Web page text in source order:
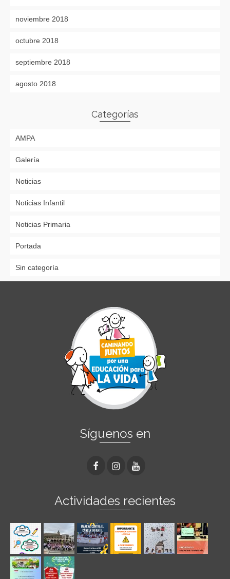
noviembre 2018
octubre 2018
septiembre 2018
agosto 2018
Categorías
AMPA
Galería
Noticias
Noticias Infantil
Noticias Primaria
Portada
Sin categoría
Síguenos en
Actividades recientes